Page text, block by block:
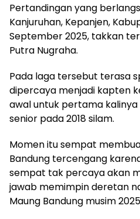
Pertandingan yang
Kanjuruhan, Kepanjen,
September 2025, takkan
Putra Nugraha.
Pada laga tersebut terasa
dipercaya menjadi kapten
awal untuk pertama
senior pada 2018 silam.
Momen itu sempat
Bandung tercengang
sempat tak percaya akan
jawab memimpin deretan
Maung Bandung musim